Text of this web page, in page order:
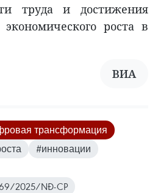
труда и достижения
роста в
ВИА
трансформация
#инновации
2025/NĐ-CP